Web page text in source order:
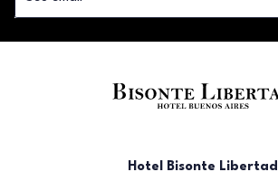
Hotel Bisonte Libertad